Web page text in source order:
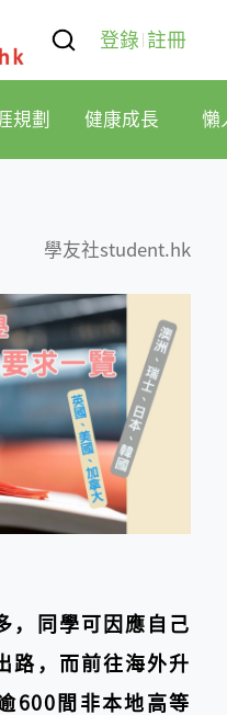
登錄 註冊
規劃 健康成長 懶
學友社student.hk
，同學可因應自己
路，而前往海外升
600間非本地高等